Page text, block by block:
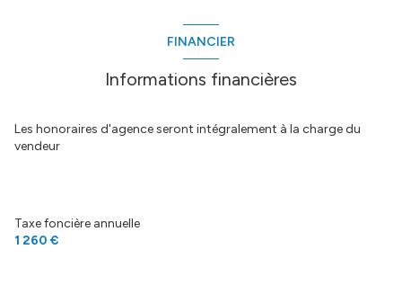
chambre 2 10.5 m²
chambre 3
salle de douche
wc
FINANCIER
Informations financières
Les honoraires d'agence seront intégralement à la charge du
vendeur
Taxe foncière annuelle
1 260 €